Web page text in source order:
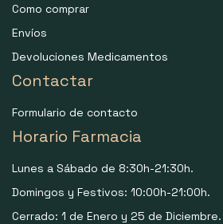
Como comprar
Envíos
Devoluciones Medicamentos
Contactar
Formulario de contacto
Horario Farmacia
Lunes a Sábado de 8:30h-21:30h.
Domingos y Festivos: 10:00h-21:00h.
Cerrado: 1 de Enero y 25 de Diciembre.